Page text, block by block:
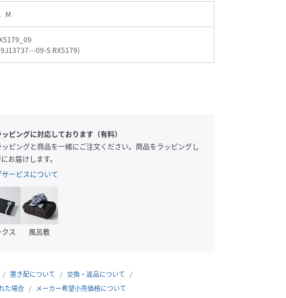
M
09-S RX5179)
ピングに対応しております（有料）
ピングと商品を一緒にご注文ください。商品をラッピングし
お届けします。
ービスについて
ス 風呂敷
置き配について
交換・返品について
た場合
メーカー希望小売価格について